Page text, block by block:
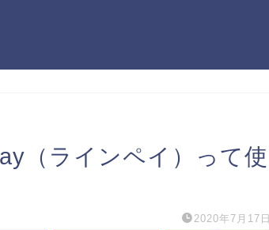
（ラインペイ）って使
2020年7月17日